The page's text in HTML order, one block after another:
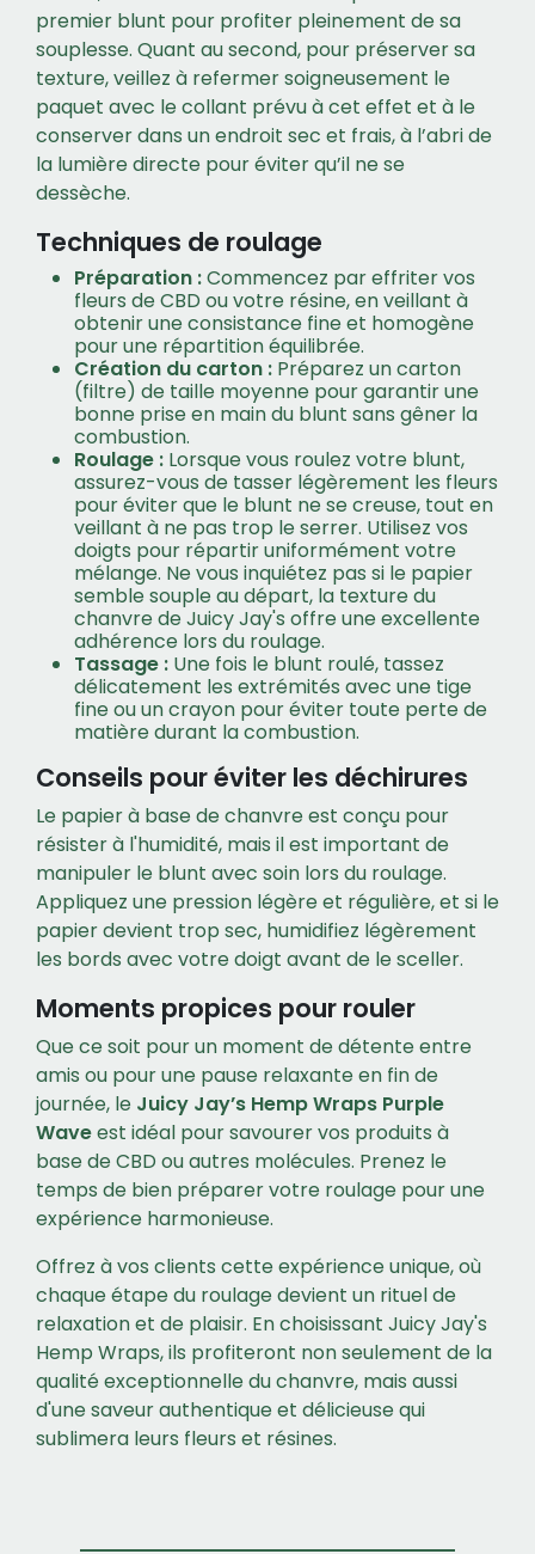
premier blunt pour profiter pleinement de sa
souplesse. Quant au second, pour préserver sa
texture, veillez à refermer soigneusement le
paquet avec le collant prévu à cet effet et à le
conserver dans un endroit sec et frais, à l’abri de
la lumière directe pour éviter qu’il ne se
dessèche.
Techniques de roulage
Préparation :Commencez par effriter vos
fleurs de CBD ou votre résine, en veillant à
obtenir une consistance fine et homogène
pour une répartition équilibrée.
Création du carton : Préparez un carton
(filtre) de taille moyenne pour garantir une
bonne prise en main du blunt sans gêner la
combustion.
Roulage : Lorsque vous roulez votre blunt,
assurez-vous de tasser légèrement les fleurs
pour éviter que le blunt ne se creuse, tout en
veillant à ne pas trop le serrer. Utilisez vos
doigts pour répartir uniformément votre
mélange. Ne vous inquiétez pas si le papier
semble souple au départ, la texture du
chanvre de Juicy Jay's offre une excellente
adhérence lors du roulage.
Tassage : Une fois le blunt roulé, tassez
délicatement les extrémités avec une tige
fine ou un crayon pour éviter toute perte de
matière durant la combustion.
Conseils pour éviter les déchirures
Le papier à base de chanvre est conçu pour
résister à l'humidité, mais il est important de
manipuler le blunt avec soin lors du roulage.
Appliquez une pression légère et régulière, et si le
papier devient trop sec, humidifiez légèrement
les bords avec votre doigt avant de le sceller.
Moments propices pour rouler
Que ce soit pour un moment de détente entre
amis ou pour une pause relaxante en fin de
journée, le Juicy Jay’s Hemp Wraps Purple
Waveest idéal pour savourer vos produits à
base de CBD ou autres molécules. Prenez le
temps de bien préparer votre roulage pour une
expérience harmonieuse.
Offrez à vos clients cette expérience unique, où
chaque étape du roulage devient un rituel de
relaxation et de plaisir. En choisissant Juicy Jay's
Hemp Wraps, ils profiteront non seulement de la
qualité exceptionnelle du chanvre, mais aussi
d'une saveur authentique et délicieuse qui
sublimera leurs fleurs et résines.